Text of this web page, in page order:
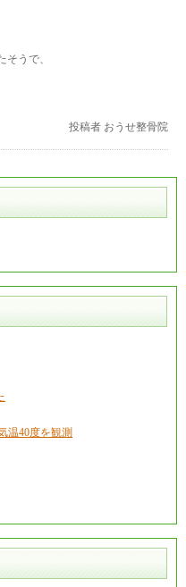
うで、
投稿者 おうせ整骨院
温40度を観測